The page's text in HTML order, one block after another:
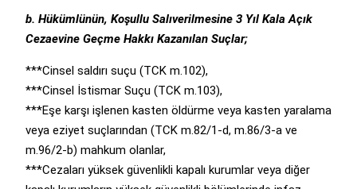
b. Hükümlünün, Koşullu Salıverilmesine 3 Yıl Kala Açık
Cezaevine Geçme Hakkı Kazanılan Suçlar;
***Cinsel saldırı suçu (TCK m.102),
***Cinsel İstismar Suçu (TCK m.103),
***Eşe karşı işlenen kasten öldürme veya kasten yaralama
veya eziyet suçlarından (TCK m.82/1-d, m.86/3-a ve
m.96/2-b) mahkum olanlar,
***Cezaları yüksek güvenlikli kapalı kurumlar veya diğer